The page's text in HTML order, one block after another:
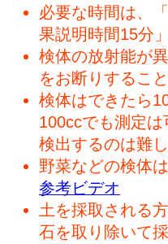
必要な時間は、
果説明時間15分
検体の放射能が
をお断りするこ
検体はできたら
100ccでも測定
検出するのは難
野菜などの検体
参考ビデオ
土を採取される
石を取り除いて